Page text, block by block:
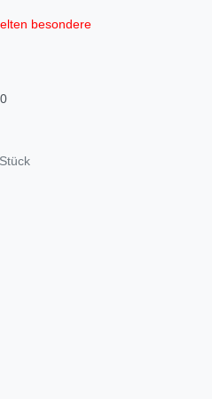
besondere
Stück